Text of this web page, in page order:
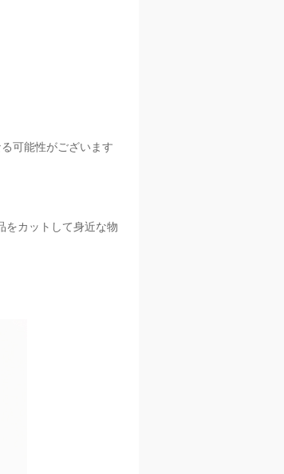
可能性がございます
をカットして身近な物